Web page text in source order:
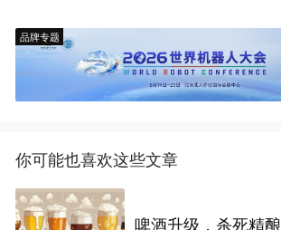
品牌专题
你可能也喜欢这些文章
啤酒升级，杀死精酿